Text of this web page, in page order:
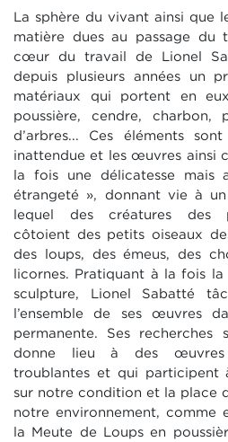
La sphère du vivant ainsi que
matière dues au passage du
cœur du travail de Lionel
depuis plusieurs années un
matériaux qui portent en
poussière, cendre, charbon,
d’arbres... Ces éléments
inattendue et les œuvres ainsi
la fois une délicatesse mais
étrangeté », donnant vie à
lequel des créatures des
côtoient des petits oiseaux
des loups, des émeus, des
licornes. Pratiquant à la fois
sculpture, Lionel Sabatté
l’ensemble de ses œuvres
permanente. Ses recherches
donne lieu à des œuvres
troublantes et qui participent
sur notre condition et la place
notre environnement, comme
la Meute de Loups en